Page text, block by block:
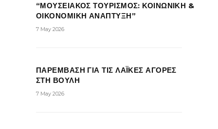
“ΜΟΥΣΕΙΑΚΟΣ ΤΟΥΡΙΣΜΟΣ: ΚΟΙΝΩΝΙΚΗ &
ΟΙΚΟΝΟΜΙΚΗ ΑΝΑΠΤΥΞΗ”
7 May 2026
ΠΑΡΕΜΒΑΣΗ ΓΙΑ ΤΙΣ ΛΑΪΚΕΣ ΑΓΟΡΕΣ
ΣΤΗ ΒΟΥΛΗ
7 May 2026